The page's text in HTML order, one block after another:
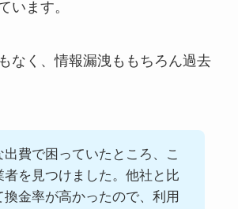
います。
なく、情報漏洩ももちろん過去
出費で困っていたところ、こ
者を見つけました。他社と比
換金率が高かったので、利用